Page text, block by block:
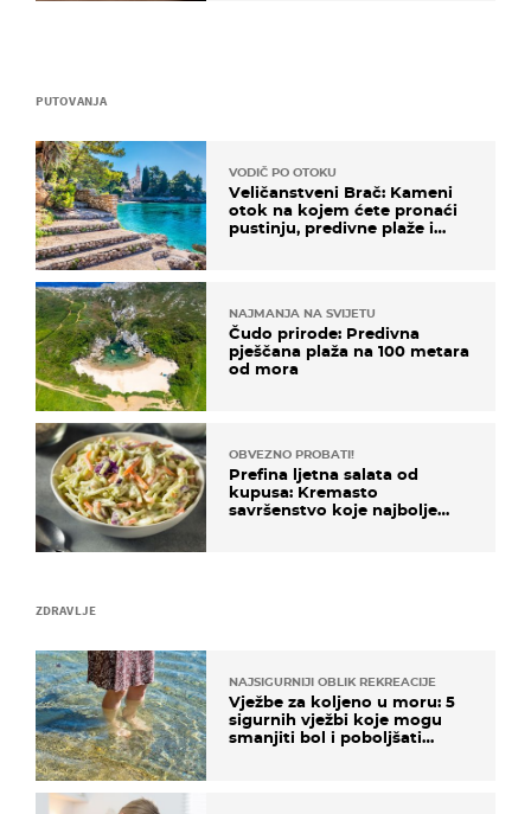
ZDRAVLJE
NAJSIGURNIJI OBLIK REKREACIJE
Vježbe za koljeno u moru: 5
sigurnih vježbi koje mogu
smanjiti bol i poboljšati
PUTOVANJA
VODIČ PO OTOKU
Veličanstveni Brač: Kameni
otok na kojem ćete pronaći
pustinju, predivne plaže i
NAJMANJA NA SVIJETU
Čudo prirode: Predivna
pješčana plaža na 100 metara
od mora
OBVEZNO PROBATI!
Prefina ljetna salata od
kupusa: Kremasto
savršenstvo koje najbolje